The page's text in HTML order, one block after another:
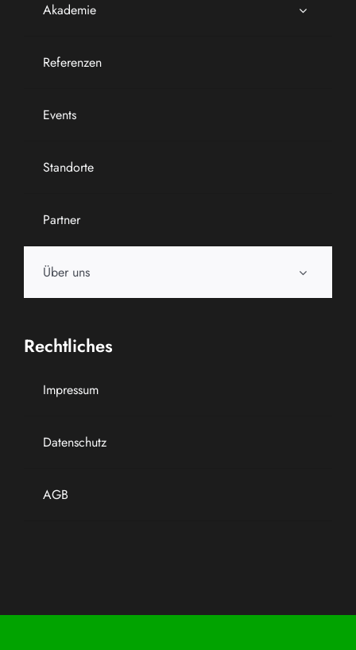
Akademie
Referenzen
Events
Standorte
Partner
Über uns
Rechtliches
Impressum
Datenschutz
AGB